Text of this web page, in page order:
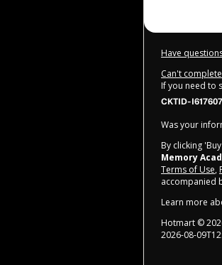
Have
Can't
If you need to
CKTID-
Was your
By clicking
Memory
Terms of Use,
accompanied
Learn more
Hotmart ©
2026-08-